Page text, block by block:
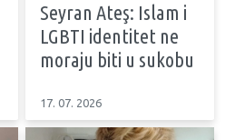
Seyran Ateş: Islam i
LGBTI identitet ne
moraju biti u sukobu
17. 07. 2026